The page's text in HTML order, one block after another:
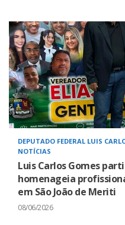
DEPUTADO FEDERAL LUIS
NOTÍCIAS
Luis Carlos Gomes
homenageia
em São João de Meriti
08/06/2026